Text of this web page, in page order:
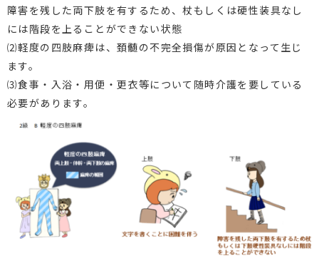
障害を残した両下肢を有するため、杖もしくは硬性装具なし
には階段を上ることができない状態
⑵軽度の四肢麻痺は、頚髄の不完全損傷が原因となって生じ
ます。
⑶食事・入浴・用便・更衣等について随時介護を要している
必要があります。